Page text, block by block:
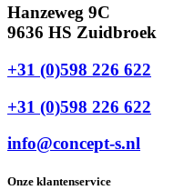
Hanzeweg 9C
9636 HS Zuidbroek
+31 (0)598 226 622
+31 (0)598 226 622
info@concept-s.nl
Onze klantenservice